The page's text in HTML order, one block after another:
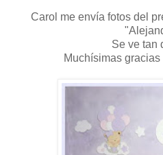
Carol me envía fotos del
Se ve tan
Muchísimas